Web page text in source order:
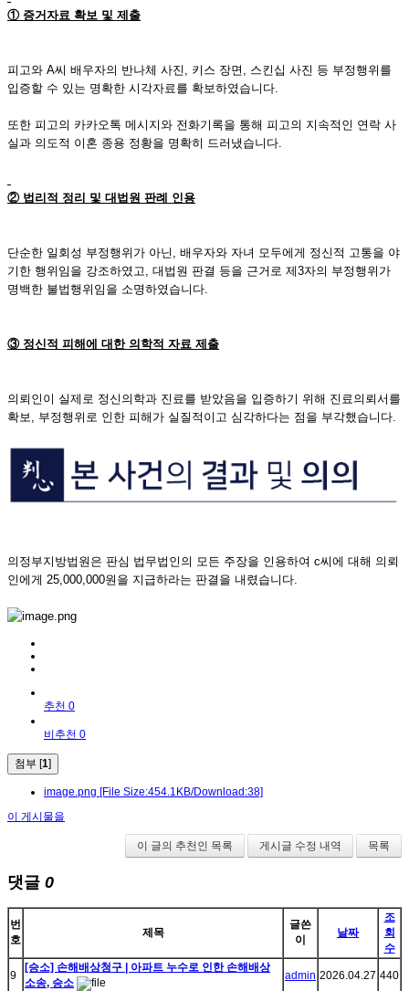
① 증거자료 확보 및 제출
피고와 A씨 배우자의 반나체 사진, 키스 장면, 스킨십 사진 등 부정행위를
입증할 수 있는 명확한 시각자료를 확보하였습니다.
또한 피고의 카카오톡 메시지와 전화기록을 통해 피고의 지속적인 연락 사
실과 의도적 이혼 종용 정황을 명확히 드러냈습니다.
② 법리적 정리 및 대법원 판례 인용
단순한 일회성 부정행위가 아닌, 배우자와 자녀 모두에게 정신적 고통을 야
기한 행위임을 강조하였고, 대법원 판결 등을 근거로 제3자의 부정행위가
명백한 불법행위임을 소명하였습니다.
③ 정신적 피해에 대한 의학적 자료 제출
의뢰인이 실제로 정신의학과 진료를 받았음을 입증하기 위해 진료의뢰서를
확보, 부정행위로 인한 피해가 실질적이고 심각하다는 점을 부각했습니다.
의정부지방법원은 판심 법무법인의 모든 주장을 인용하여 c씨에 대해 의뢰
인에게 25,000,000원을 지급하라는 판결을 내렸습니다.
추천 0
비추천 0
첨부 [1]
image.png [File Size:454.1KB/Download:38]
이 게시물을
이 글의 추천인 목록 게시글 수정 내역 목록
댓글 0
번
호
제목
글쓴
이
날짜
조
회
수
9
[승소] 손해배상청구 | 아파트 누수로 인한 손해배상
소송, 승소
admin 2026.04.27 440